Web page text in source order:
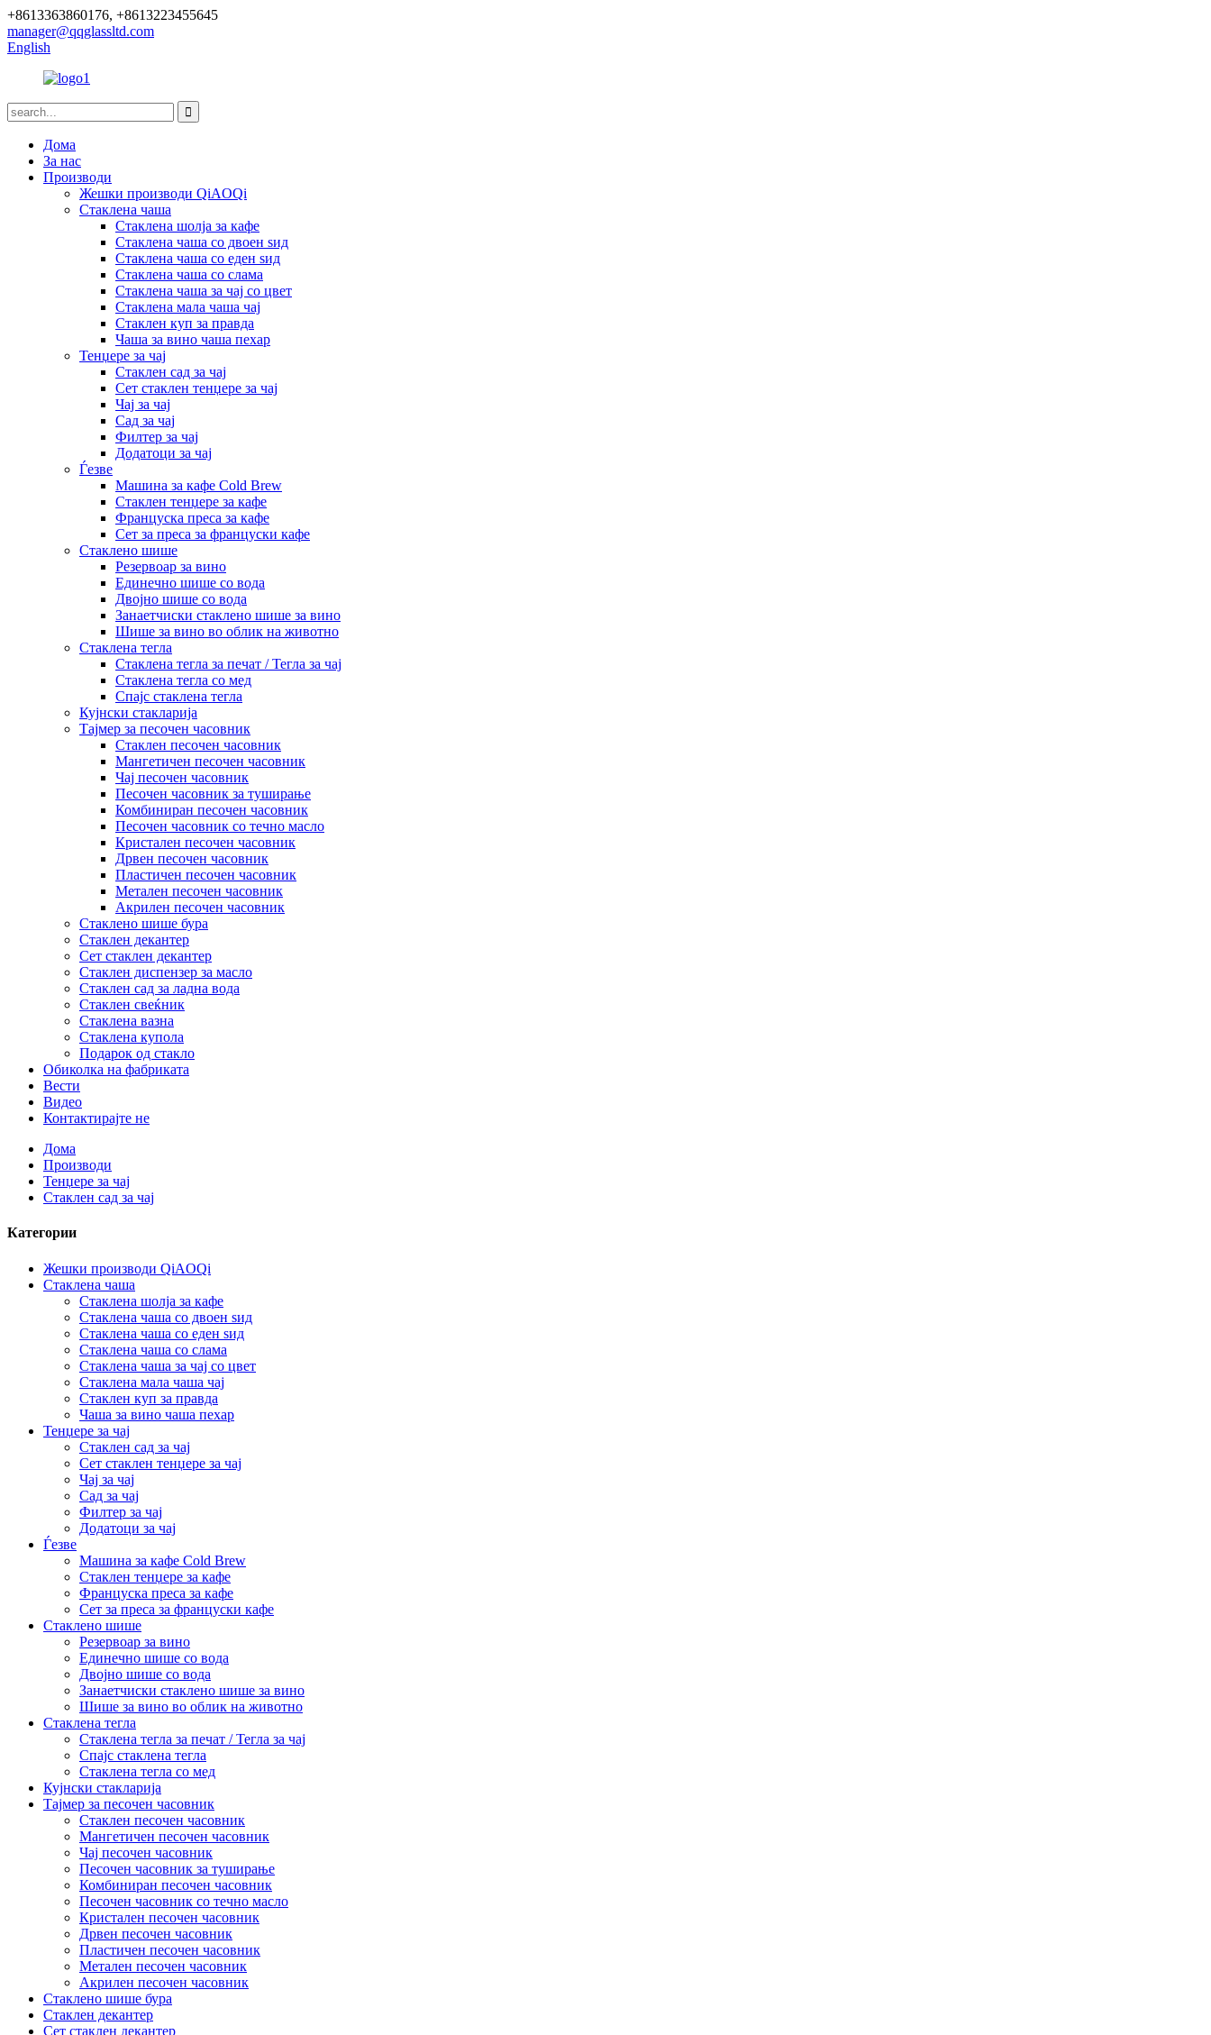
+8613363860176, +8613223455645
manager@qqglassltd.com
English
Дома
За нас
Производи
Жешки производи QiAOQi
Стаклена чаша
Стаклена шолја за кафе
Стаклена чаша со двоен ѕид
Стаклена чаша со еден ѕид
Стаклена чаша со слама
Стаклена чаша за чај со цвет
Стаклена мала чаша чај
Стаклен куп за правда
Чаша за вино чаша пехар
Тенџере за чај
Стаклен сад за чај
Сет стаклен тенџере за чај
Чај за чај
Сад за чај
Филтер за чај
Додатоци за чај
Ѓезве
Машина за кафе Cold Brew
Стаклен тенџере за кафе
Француска преса за кафе
Сет за преса за француски кафе
Стаклено шише
Резервоар за вино
Единечно шише со вода
Двојно шише со вода
Занаетчиски стаклено шише за вино
Шише за вино во облик на животно
Стаклена тегла
Стаклена тегла за печат / Тегла за чај
Стаклена тегла со мед
Спајс стаклена тегла
Кујнски стакларија
Тајмер за песочен часовник
Стаклен песочен часовник
Мангетичен песочен часовник
Чај песочен часовник
Песочен часовник за туширање
Комбиниран песочен часовник
Песочен часовник со течно масло
Кристален песочен часовник
Дрвен песочен часовник
Пластичен песочен часовник
Метален песочен часовник
Акрилен песочен часовник
Стаклено шише бура
Стаклен декантер
Сет стаклен декантер
Стаклен диспензер за масло
Стаклен сад за ладна вода
Стаклен свеќник
Стаклена вазна
Стаклена купола
Подарок од стакло
Обиколка на фабриката
Вести
Видео
Контактирајте не
Дома
Производи
Тенџере за чај
Стаклен сад за чај
Категории
Жешки производи QiAOQi
Стаклена чаша
Стаклена шолја за кафе
Стаклена чаша со двоен ѕид
Стаклена чаша со еден ѕид
Стаклена чаша со слама
Стаклена чаша за чај со цвет
Стаклена мала чаша чај
Стаклен куп за правда
Чаша за вино чаша пехар
Тенџере за чај
Стаклен сад за чај
Сет стаклен тенџере за чај
Чај за чај
Сад за чај
Филтер за чај
Додатоци за чај
Ѓезве
Машина за кафе Cold Brew
Стаклен тенџере за кафе
Француска преса за кафе
Сет за преса за француски кафе
Стаклено шише
Резервоар за вино
Единечно шише со вода
Двојно шише со вода
Занаетчиски стаклено шише за вино
Шише за вино во облик на животно
Стаклена тегла
Стаклена тегла за печат / Тегла за чај
Спајс стаклена тегла
Стаклена тегла со мед
Кујнски стакларија
Тајмер за песочен часовник
Стаклен песочен часовник
Мангетичен песочен часовник
Чај песочен часовник
Песочен часовник за туширање
Комбиниран песочен часовник
Песочен часовник со течно масло
Кристален песочен часовник
Дрвен песочен часовник
Пластичен песочен часовник
Метален песочен часовник
Акрилен песочен часовник
Стаклено шише бура
Стаклен декантер
Сет стаклен декантер